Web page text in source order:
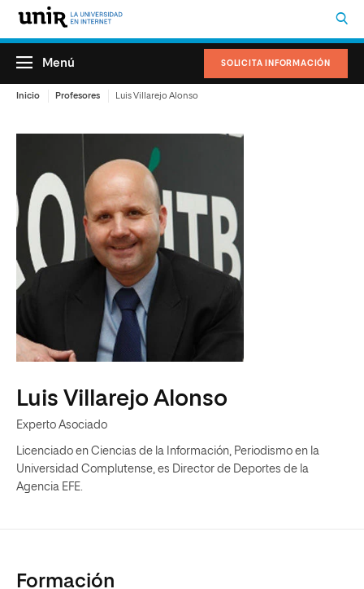
SOLICITA INFORMACIÓN
Menú
Inicio Profesores Luis Villarejo Alonso
Luis Villarejo Alonso
Experto Asociado
Licenciado en Ciencias de la Información, Periodismo en la
Universidad Complutense, es Director de Deportes de la
Agencia EFE.
Formación